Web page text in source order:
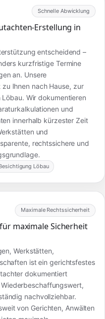
Schnelle Abwicklung
Erstellung in
entscheidend –
kurzfristige Termine
an. Unsere
Ihnen nach Hause, zur
Wir dokumentieren
und
innerhalb kürzester Zeit
und
rechtssichere und
Löbau
Maximale Rechtssicherheit
maximale Sicherheit
Werkstätten,
ist ein gerichtsfestes
dokumentiert
nachvollziehbar.
von Gerichten, Anwälten